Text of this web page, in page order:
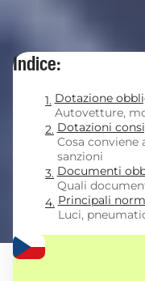
Indice:
Dotazione
Autovetture,
Dotazioni
Cosa conviene
sanzioni
Documenti
Quali
Principali
Luci,